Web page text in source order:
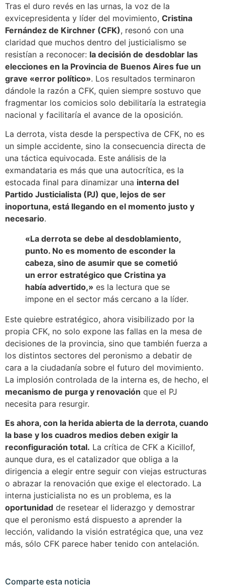
Tras el duro revés en las urnas, la voz de la
exvicepresidenta y líder del movimiento, Cristina
Fernández de Kirchner (CFK), resonó con una
claridad que muchos dentro del justicialismo se
resistían a reconocer: la decisión de desdoblar las
elecciones en la Provincia de Buenos Aires fue un
grave «error político». Los resultados terminaron
dándole la razón a CFK, quien siempre sostuvo que
fragmentar los comicios solo debilitaría la estrategia
nacional y facilitaría el avance de la oposición.
La derrota, vista desde la perspectiva de CFK, no es
un simple accidente, sino la consecuencia directa de
una táctica equivocada. Este análisis de la
exmandataria es más que una autocrítica, es la
estocada final para dinamizar una interna del
Partido Justicialista (PJ) que, lejos de ser
inoportuna, está llegando en el momento justo y
necesario.
«La derrota se debe al desdoblamiento,
punto. No es momento de esconder la
cabeza, sino de asumir que se cometió
un error estratégico que Cristina ya
había advertido,» es la lectura que se
impone en el sector más cercano a la líder.
Este quiebre estratégico, ahora visibilizado por la
propia CFK, no solo expone las fallas en la mesa de
decisiones de la provincia, sino que también fuerza a
los distintos sectores del peronismo a debatir de
cara a la ciudadanía sobre el futuro del movimiento.
La implosión controlada de la interna es, de hecho, el
mecanismo de purga y renovación que el PJ
necesita para resurgir.
Es ahora, con la herida abierta de la derrota, cuando
la base y los cuadros medios deben exigir la
reconfiguración total. La crítica de CFK a Kicillof,
aunque dura, es el catalizador que obliga a la
dirigencia a elegir entre seguir con viejas estructuras
o abrazar la renovación que exige el electorado. La
interna justicialista no es un problema, es la
oportunidad de resetear el liderazgo y demostrar
que el peronismo está dispuesto a aprender la
lección, validando la visión estratégica que, una vez
más, sólo CFK parece haber tenido con antelación.
Comparte esta noticia